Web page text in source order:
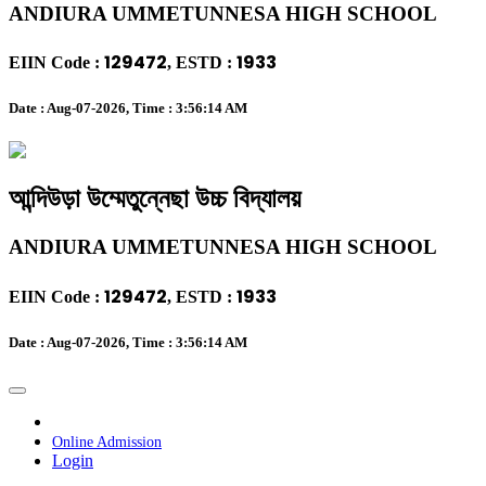
ANDIURA UMMETUNNESA HIGH SCHOOL
EIIN Code : 129472, ESTD : 1933
Date : Aug-07-2026, Time : 3:56:14 AM
আন্দিউড়া উম্মেতুন্নেছা উচ্চ বিদ্যালয়
ANDIURA UMMETUNNESA HIGH SCHOOL
EIIN Code : 129472, ESTD : 1933
Date : Aug-07-2026, Time : 3:56:14 AM
Online Admission
Login